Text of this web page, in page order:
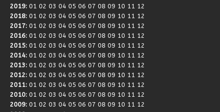
2019: 01 02 03 04 05 06 07 08 09 10 11 12
2018: 01 02 03 04 05 06 07 08 09 10 11 12
2017: 01 02 03 04 05 06 07 08 09 10 11 12
2016: 01 02 03 04 05 06 07 08 09 10 11 12
2015: 01 02 03 04 05 06 07 08 09 10 11 12
2014: 01 02 03 04 05 06 07 08 09 10 11 12
2013: 01 02 03 04 05 06 07 08 09 10 11 12
2012: 01 02 03 04 05 06 07 08 09 10 11 12
2011: 01 02 03 04 05 06 07 08 09 10 11 12
2010: 01 02 03 04 05 06 07 08 09 10 11 12
2009: 01 02 03 04 05 06 07 08 09 10 11 12